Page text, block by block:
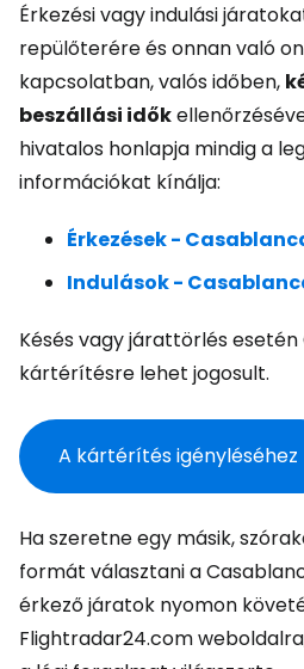
Érkezési vagy indulási
repülőterére és onnan való
kapcsolatban, valós időben,
beszállási idők
hivatalos honlapja mindig a
információkat kínálja:
Érkezések -
Indulások -
Késés vagy járattörlés esetén
kártérítésre lehet jogosult.
A kártérítés igényléséhez
Ha szeretne egy másik,
formát választani a
érkező járatok nyomon
Flightradar24.com